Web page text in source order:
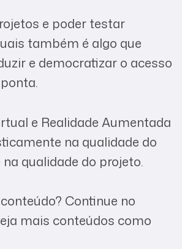
e poder testar
também é algo que
e democratizar o acesso
e Realidade Aumentada
na qualidade do
qualidade do projeto.
Continue no
mais conteúdos como